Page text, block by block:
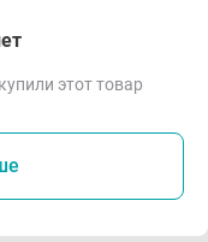
этот товар